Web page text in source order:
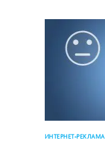
ИНТЕРНЕТ-РЕКЛАМА